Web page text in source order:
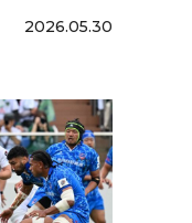
2026.05.30